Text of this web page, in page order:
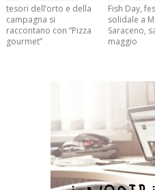
tesori dell’orto e della
campagna si
raccontano con “Pizza
gourmet”
Fish Day,
solidale a
Saraceno,
maggio